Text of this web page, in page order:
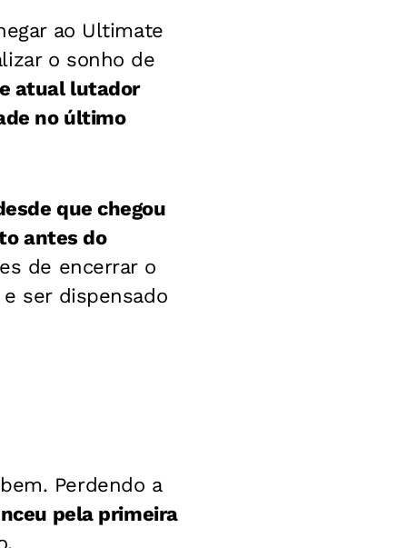
ao Ultimate
o sonho de
atual lutador
no último
que chegou
antes do
de encerrar o
ser dispensado
Perdendo a
pela primeira